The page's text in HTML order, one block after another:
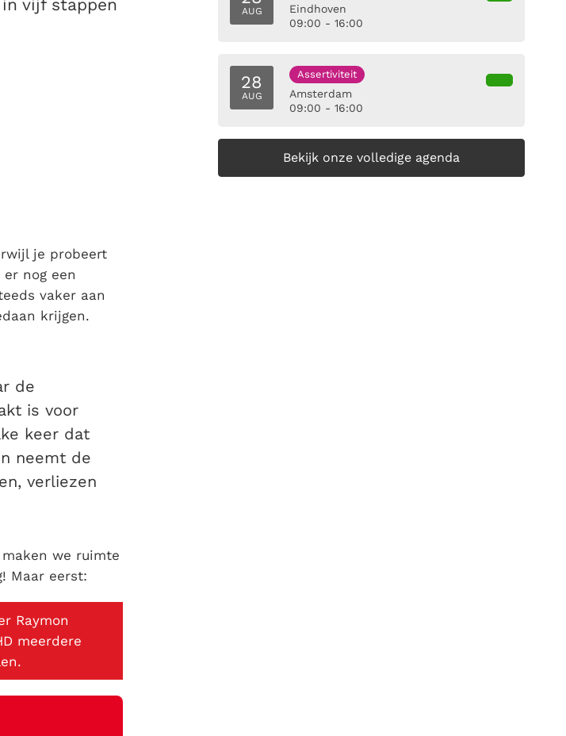
vijf stappen
je probeert
nog een
vaker aan
krijgen.
de
is voor
keer dat
neemt de
verliezen
we ruimte
Maar eerst:
Raymon
meerdere
AUG
Eindhoven
09:00 - 16:00
28
AUG
Assertiviteit
Amsterdam
09:00 - 16:00
Bekijk onze volledige agenda